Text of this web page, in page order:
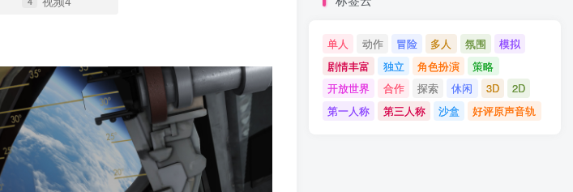
单人 动作 冒险 多人 氛围
模拟
剧情丰富
独立 角色扮演
策略
开放世界
合作 探索 休闲 3D
2D
第一人称
第三人称 沙盒 好评原声音轨